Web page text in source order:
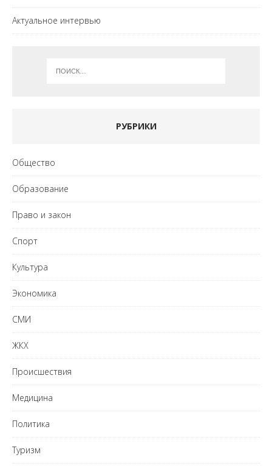
Актуальное интервью
РУБРИКИ
Общество
Образование
Право и закон
Спорт
Культура
Экономика
СМИ
ЖКХ
Происшествия
Медицина
Политика
Туризм